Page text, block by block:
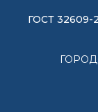
ГОСТ 32609-